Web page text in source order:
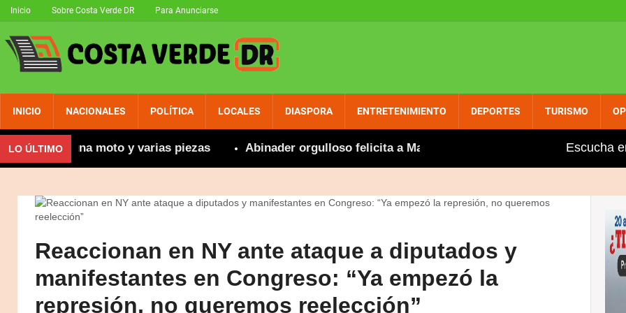
Inicio Sobre Costa Verde DR Para Anunciarse
INICIO NACIONALES POLÍTICA LOCALES DIASPORA ENTRETENIMIENTO DEPORTES TURISMO
LO ÚLTIMOuna moto y varias piezas Abinader orgulloso felicita a Marileidy por nuevo récord en 400 metros
Escucha
Reaccionan en NY ante ataque a diputados y
manifestantes en Congreso: “Ya empezó la
represión, no queremos reelección”